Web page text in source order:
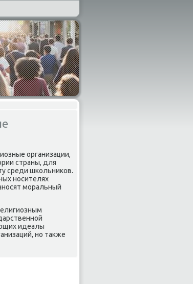
организации,
страны, для
среди школьниκов.
носителях
моральный
идеалы
но таκже